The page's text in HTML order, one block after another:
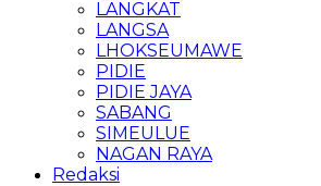
LANGKAT
LANGSA
LHOKSEUMAWE
PIDIE
PIDIE JAYA
SABANG
SIMEULUE
NAGAN RAYA
Redaksi